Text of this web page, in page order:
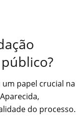
papel crucial na
do processo.